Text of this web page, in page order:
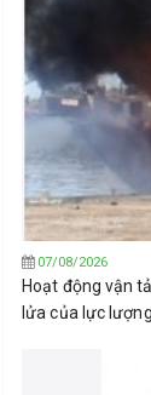
07/08/2026
Hoạt động vận
lửa của lực